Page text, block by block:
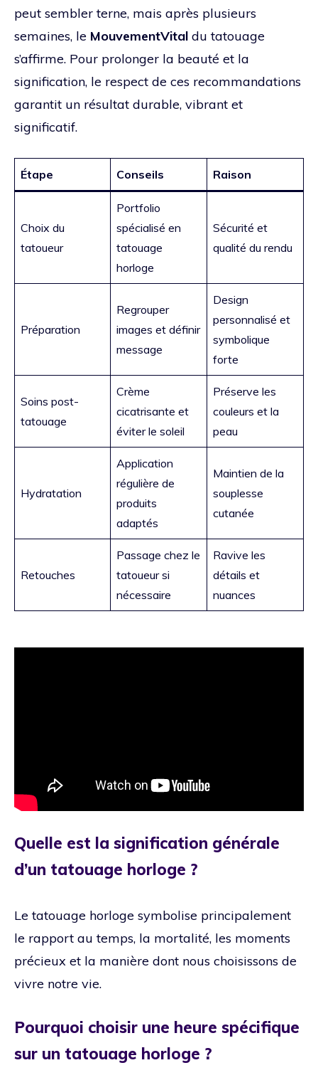
peut sembler terne, mais après plusieurs
semaines, le MouvementVital du tatouage
s’affirme. Pour prolonger la beauté et la
signification, le respect de ces recommandations
garantit un résultat durable, vibrant et
significatif.
Étape Conseils Raison
Choix du
tatoueur
Portfolio
spécialisé en
tatouage
horloge
Sécurité et
qualité du rendu
Préparation
Regrouper
images et définir
message
Design
personnalisé et
symbolique
forte
Soins post-
tatouage
Crème
cicatrisante et
éviter le soleil
Préserve les
couleurs et la
peau
Hydratation
Application
régulière de
produits
adaptés
Maintien de la
souplesse
cutanée
Retouches
Passage chez le
tatoueur si
nécessaire
Ravive les
détails et
nuances
Quelle est la signification générale
d’un tatouage horloge ?
Le tatouage horloge symbolise principalement
le rapport au temps, la mortalité, les moments
précieux et la manière dont nous choisissons de
vivre notre vie.
Pourquoi choisir une heure spécifique
sur un tatouage horloge ?